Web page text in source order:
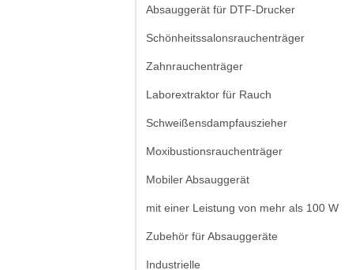
Absauggerät für DTF-Drucker
Schönheitssalonsrauchenträger
Zahnrauchenträger
Laborextraktor für Rauch
Schweißensdampfauszieher
Moxibustionsrauchenträger
Mobiler Absauggerät
mit einer Leistung von mehr als 100 W
Zubehör für Absauggeräte
Industrielle